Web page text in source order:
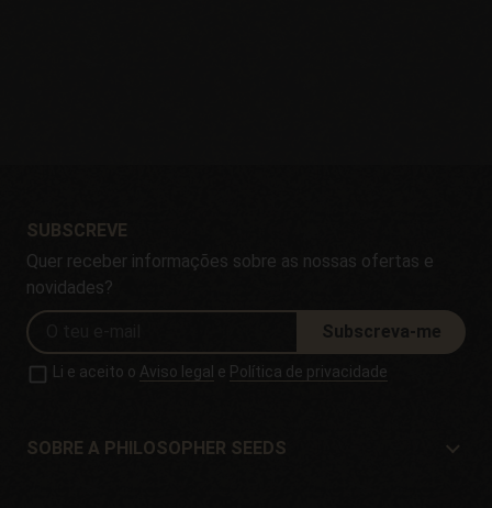
SUBSCREVE
Quer receber informações sobre as nossas ofertas e
novidades?
Subscreva-me
Li e aceito o Aviso legal e Política de privacidade
SOBRE A PHILOSOPHER SEEDS